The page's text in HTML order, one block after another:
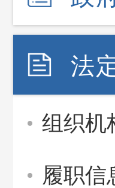
法
组织机
履职信